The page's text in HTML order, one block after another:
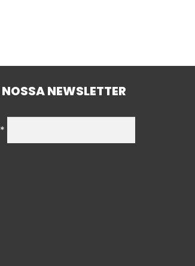
NEWSLETTER
*